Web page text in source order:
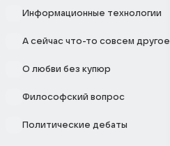
Информационные технологии
А сейчас что-то совсем другое
О любви без купюр
Философский вопрос
Политические дебаты